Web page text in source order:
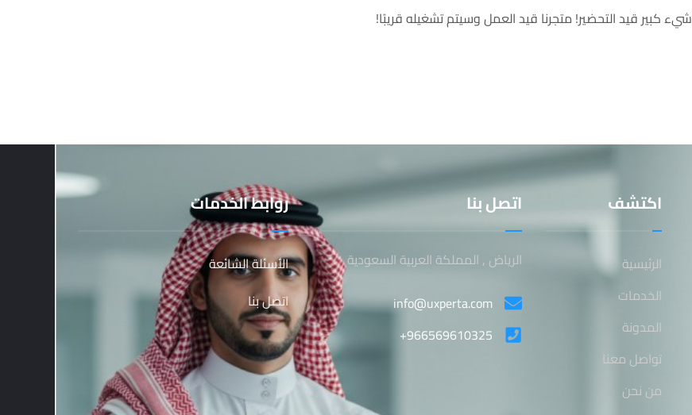
شيء كبير قيد التحضير! متجرنا قيد العمل وسيتم تشغيله قريبًا!
اكتشف
الرئيسية
الخدمات
المدونة
تواصل معنا
من نحن
اتصل بنا
الرياض , المملكة العربية السعودية
info@uxperta.com
+966569610325
روابط الخدمات
الأسئلة الشائعة
اتصل بنا